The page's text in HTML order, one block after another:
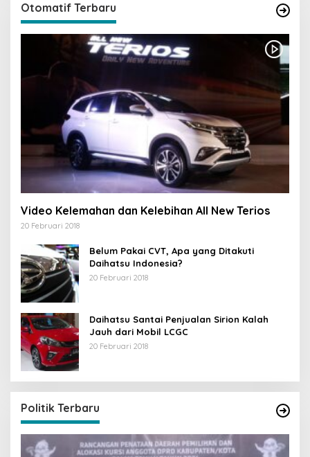
Otomatif Terbaru
Video Kelemahan dan Kelebihan All New Terios
20 Februari 2018
Belum Pakai CVT, Apa yang Ditakuti
Daihatsu Indonesia?
20 Februari 2018
Daihatsu Santai Penjualan Sirion Kalah
Jauh dari Mobil LCGC
20 Februari 2018
Politik Terbaru